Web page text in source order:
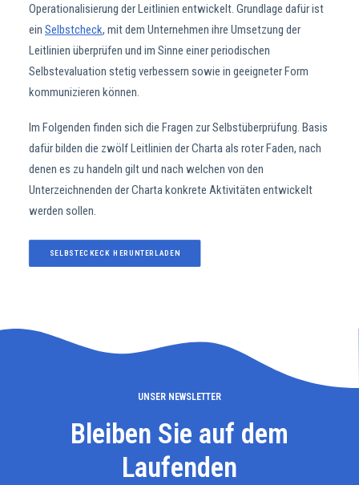
Operationalisierung der Leitlinien entwickelt. Grundlage dafür ist
ein Selbstcheck, mit dem Unternehmen ihre Umsetzung der
Leitlinien überprüfen und im Sinne einer periodischen
Selbstevaluation stetig verbessern sowie in geeigneter Form
kommunizieren können.
Im Folgenden finden sich die Fragen zur Selbstüberprüfung. Basis
dafür bilden die zwölf Leitlinien der Charta als roter Faden, nach
denen es zu handeln gilt und nach welchen von den
Unterzeichnenden der Charta konkrete Aktivitäten entwickelt
werden sollen.
SELBSTECKECK HERUNTERLADEN
UNSER NEWSLETTER
Bleiben Sie auf dem
Laufenden